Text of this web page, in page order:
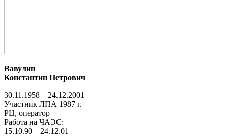
Вавулин
Константин Петрович
30.11.1958—24.12.2001
Участник ЛПА 1987 г.
РЦ, оператор
Работа на ЧАЭС:
15.10.90—24.12.01